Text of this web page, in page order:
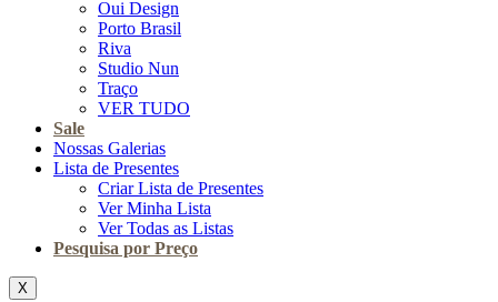
Oui Design
Porto Brasil
Riva
Studio Nun
Traço
VER TUDO
Sale
Nossas Galerias
Lista de Presentes
Criar Lista de Presentes
Ver Minha Lista
Ver Todas as Listas
Pesquisa por Preço
X